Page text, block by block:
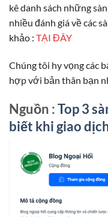
kê danh sách những
nhiều đánh giá về các
khảo : TẠI ĐÂY
Chúng tôi hy vọng các
hợp với bản thân bạn
Nguồn :Top 3
biết khi giao